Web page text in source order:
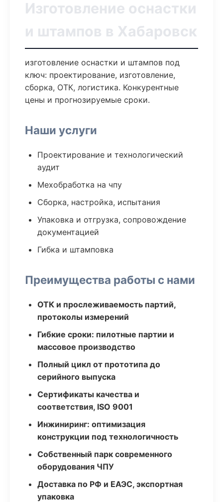
Изготовление оснастки
и штампов в Хабаровск
изготовление оснастки и штампов под
ключ: проектирование, изготовление,
сборка, ОТК, логистика. Конкурентные
цены и прогнозируемые сроки.
Наши услуги
Проектирование и технологический
аудит
Мехобработка на чпу
Сборка, настройка, испытания
Упаковка и отгрузка, сопровождение
документацией
Гибка и штамповка
Преимущества работы с нами
ОТК и прослеживаемость партий,
протоколы измерений
Гибкие сроки: пилотные партии и
массовое производство
Полный цикл от прототипа до
серийного выпуска
Сертификаты качества и
соответствия, ISO 9001
Инжиниринг: оптимизация
конструкции под технологичность
Собственный парк современного
оборудования ЧПУ
Доставка по РФ и ЕАЭС, экспортная
упаковка